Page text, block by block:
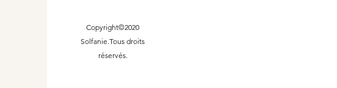
Copyright©2020
Solfanie.Tous droits
réservés.